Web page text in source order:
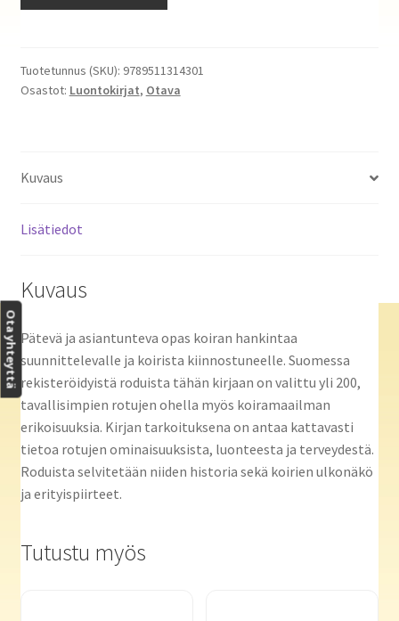
Tuotetunnus (SKU): 9789511314301
Osastot: Luontokirjat, Otava
Kuvaus
Lisätiedot
Kuvaus
Pätevä ja asiantunteva opas koiran hankintaa
suunnittelevalle ja koirista kiinnostuneelle. Suomessa
rekisteröidyistä roduista tähän kirjaan on valittu yli 200,
tavallisimpien rotujen ohella myös koiramaailman
erikoisuuksia. Kirjan tarkoituksena on antaa kattavasti
tietoa rotujen ominaisuuksista, luonteesta ja terveydestä.
Roduista selvitetään niiden historia sekä koirien ulkonäkö
ja erityispiirteet.
Tutustu myös
Ota yhteyttä